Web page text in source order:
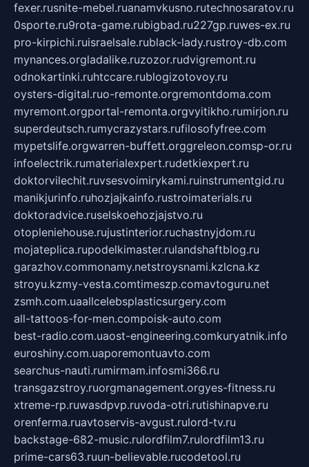
fexer.rusnite-mebel.ruanamvkusno.rutechnosaratov.ru
0sporte.ru9rota-game.rubigbad.ru227gp.ruwes-ex.ru
pro-kirpichi.ruisraelsale.rublack-lady.rustroy-db.com
mynances.orgladalike.ruzozor.rudvigremont.ru
odnokartinki.ruhtccare.rublogizotovoy.ru
oysters-digital.ruo-remonte.orgremontdoma.com
myremont.orgportal-remonta.orgvyitikho.rumirjon.ru
superdeutsch.rumycrazystars.rufilosofyfree.com
mypetslife.orgwarren-buffett.orggreleon.comsp-or.ru
infoelectrik.rumaterialexpert.rudetkiexpert.ru
doktorvilechit.ruvsesvoimirykami.ruinstrumentgid.ru
manikjurinfo.ruhozjajkainfo.rustroimaterials.ru
doktoradvice.ruselskoehozjajstvo.ru
otopleniehouse.rujustinterior.ruchastnyjdom.ru
mojateplica.rupodelkimaster.rulandshaftblog.ru
garazhov.commonamy.netstroysnami.kzlcna.kz
stroyu.kzmy-vesta.comtimeszp.comavtoguru.net
zsmh.com.uaallcelebsplasticsurgery.com
all-tattoos-for-men.compoisk-auto.com
best-radio.com.uaost-engineering.comkuryatnik.info
euroshiny.com.uaporemontuavto.com
searchus-nauti.rumirmam.infosmi366.ru
transgazstroy.ruorgmanagement.orgyes-fitness.ru
xtreme-rp.ruwasdpvp.ruvoda-otri.rutishinapve.ru
orenferma.ruavtoservis-avgust.rulord-tv.ru
backstage-682-music.rulordfilm7.rulordfilm13.ru
prime-cars63.ruun-believable.rucodetool.ru